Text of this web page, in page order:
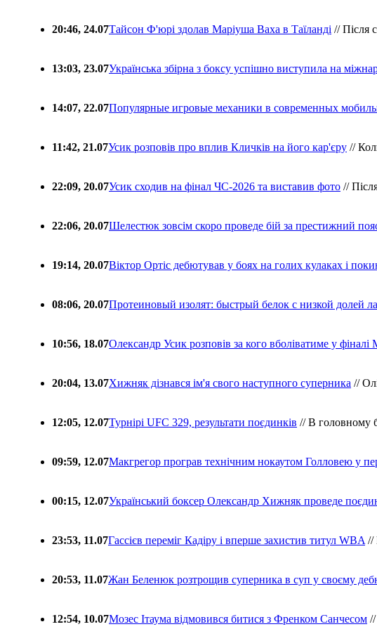
20:46, 24.07Тайсон Ф'юрі здолав Маріуша Ваха в Таїланді // Після
13:03, 23.07Українська збірна з боксу успішно виступила на
14:07, 22.07Популярные игровые механики в современных
11:42, 21.07Усик розповів про вплив Кличків на його кар'єру //
22:09, 20.07Усик сходив на фінал ЧС-2026 та виставив фото //
22:06, 20.07Шелестюк зовсім скоро проведе бій за престижний
19:14, 20.07Віктор Ортіс дебютував у боях на голих кулаках і
08:06, 20.07Протеиновый изолят: быстрый белок с низкой долей
10:56, 18.07Олександр Усик розповів за кого вболіватиме у
20:04, 13.07Хижняк дізнався ім'я свого наступного суперника //
12:05, 12.07Турнірі UFC 329, результати поєдинків // В головному
09:59, 12.07Макгрегор програв технічним нокаутом Голловею у
00:15, 12.07Український боксер Олександр Хижняк проведе
23:53, 11.07Гассієв переміг Кадіру і вперше захистив титул WBA //
20:53, 11.07Жан Беленюк розтрощив суперника в суп у своєму
12:54, 10.07Мозес Ітаума відмовився битися з Френком Санчесом